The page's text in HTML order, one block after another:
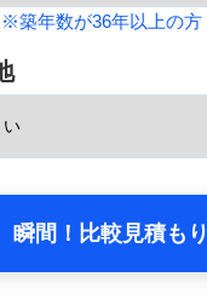
※築年数が36年以上の方
瞬間！比較見積もり